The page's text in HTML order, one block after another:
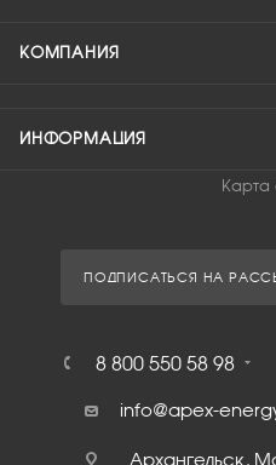
КОМПАНИЯ
ИНФОРМАЦИЯ
Карта
ПОДПИСАТЬСЯ НА
8 800 550 58 98
info@apex-
Архангельск,